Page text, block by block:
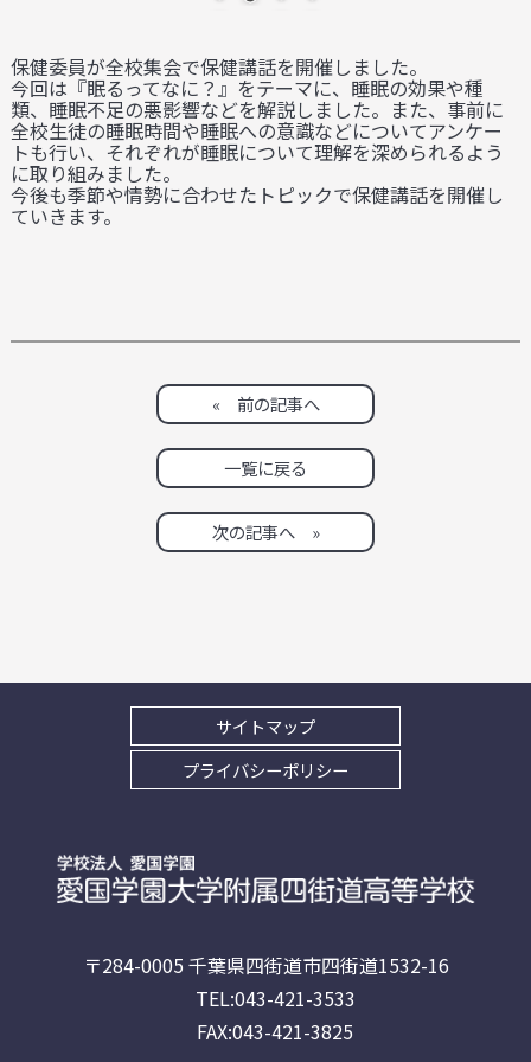
保健委員が全校集会で保健講話を開催しました。
今回は『眠るってなに？』をテーマに、睡眠の効果や種
類、睡眠不足の悪影響などを解説しました。また、事前に
全校生徒の睡眠時間や睡眠への意識などについてアンケー
トも行い、それぞれが睡眠について理解を深められるよう
に取り組みました。
今後も季節や情勢に合わせたトピックで保健講話を開催し
ていきます。
« 前の記事へ
一覧に戻る
次の記事へ »
サイトマップ
プライバシーポリシー
〒284-0005 千葉県四街道市四街道1532-16
TEL:043-421-3533
FAX:043-421-3825